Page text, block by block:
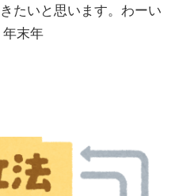
たいと思います。わーい
末年